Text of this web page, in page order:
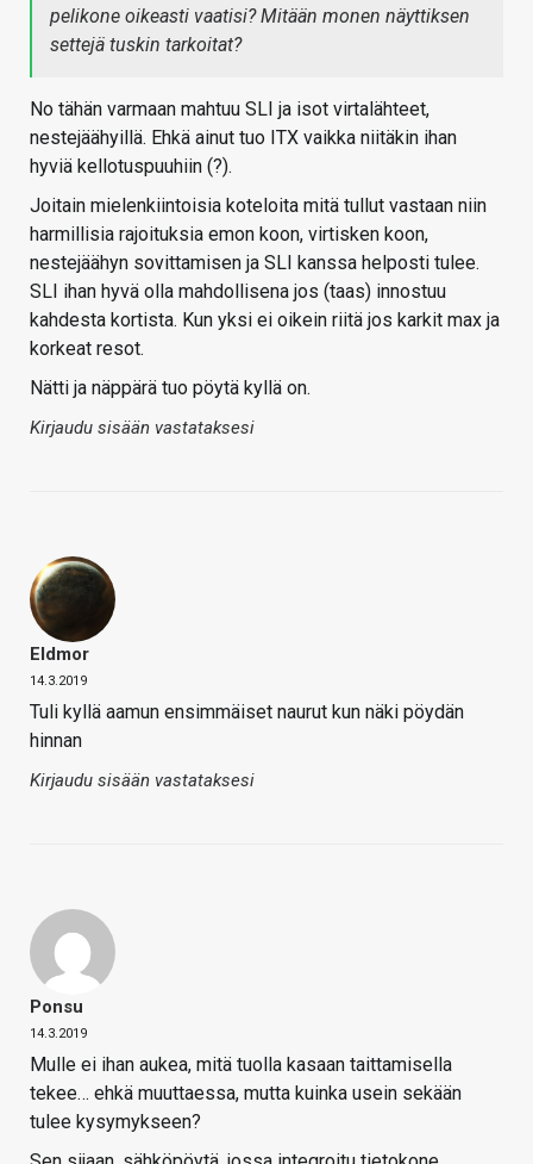
pelikone oikeasti vaatisi? Mitään monen näyttiksen
settejä tuskin tarkoitat?
No tähän varmaan mahtuu SLI ja isot virtalähteet,
nestejäähyillä. Ehkä ainut tuo ITX vaikka niitäkin ihan
hyviä kellotuspuuhiin (?).
Joitain mielenkiintoisia koteloita mitä tullut vastaan niin
harmillisia rajoituksia emon koon, virtisken koon,
nestejäähyn sovittamisen ja SLI kanssa helposti tulee.
SLI ihan hyvä olla mahdollisena jos (taas) innostuu
kahdesta kortista. Kun yksi ei oikein riitä jos karkit max ja
korkeat resot.
Nätti ja näppärä tuo pöytä kyllä on.
Kirjaudu sisään vastataksesi
Eldmor
14.3.2019
Tuli kyllä aamun ensimmäiset naurut kun näki pöydän
hinnan
Kirjaudu sisään vastataksesi
Ponsu
14.3.2019
Mulle ei ihan aukea, mitä tuolla kasaan taittamisella
tekee… ehkä muuttaessa, mutta kuinka usein sekään
tulee kysymykseen?